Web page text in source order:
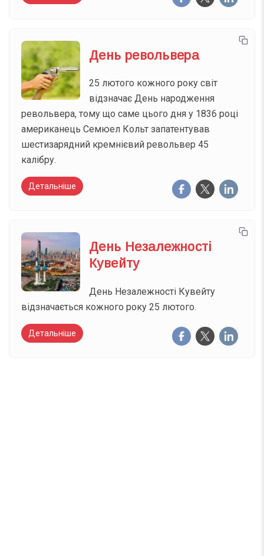
День револьвера
25 лютого кожного року світ
відзначає День народження
револьвера, тому що саме цього дня у 1836 році
американець Семюел Кольт запатентував
шестизарядний кремнієвий револьвер 45
калібру.
Детальніше
День Незалежності
Кувейту
День Незалежності Кувейту
відзначається кожного року 25 лютого.
Детальніше